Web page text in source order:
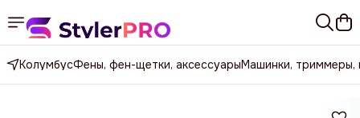
КолумбусФены, фен-щетки, аксессуарыМашинки, триммеры,